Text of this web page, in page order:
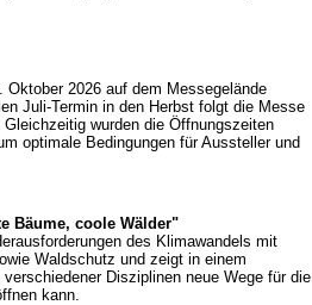
2026 auf dem Messegelände
Juli-Termin in den Herbst folgt die Messe
wurden die Öffnungszeiten
optimale Bedingungen für Aussteller und
Bäume, coole Wälder"
des Klimawandels mit
Waldschutz und zeigt in einem
Disziplinen neue Wege für die
kann.